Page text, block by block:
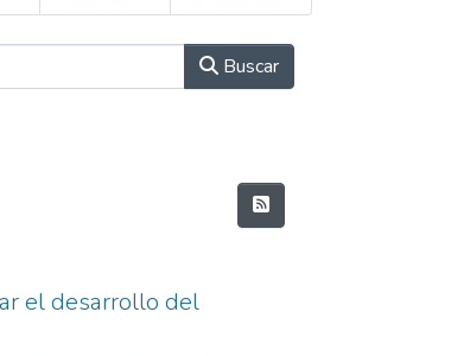
Buscar
el desarrollo del